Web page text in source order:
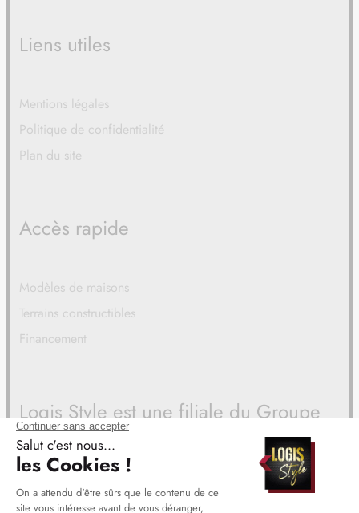
Liens utiles
Mentions légales
Politique de confidentialité
Plan du site
Accès rapide
Modèles de maisons
Terrains constructibles
Financement
Logis Style est une filiale du Groupe
BDL